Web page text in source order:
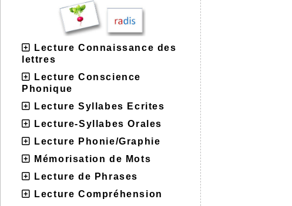
Lecture Connaissance des
lettres
Lecture Conscience
Phonique
Lecture Syllabes Ecrites
Lecture-Syllabes Orales
Lecture Phonie/Graphie
Mémorisation de Mots
Lecture de Phrases
Lecture Compréhension